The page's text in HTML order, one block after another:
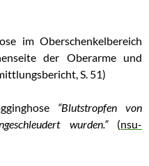
im Oberschenkelbereich
der Oberarme und
S. 51)
“Blutstropfen von
wurden.”(nsu-